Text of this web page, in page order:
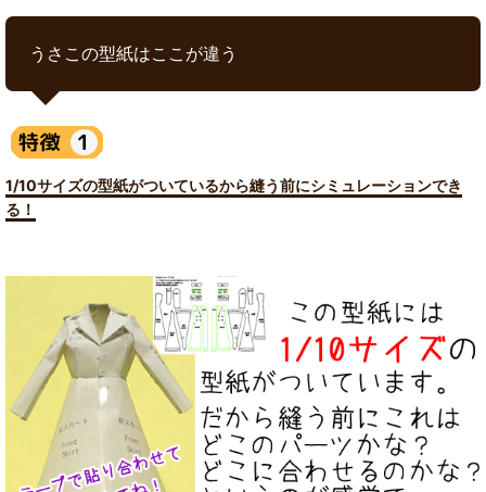
うさこの型紙はここが違う
1/10サイズの型紙がついているから縫う前にシミュレーションでき
る！